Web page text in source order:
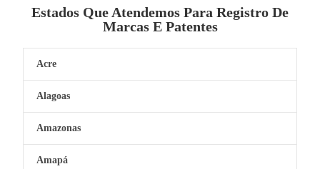
Estados Que Atendemos Para Registro De
Marcas E Patentes
Acre
Alagoas
Amazonas
Amapá